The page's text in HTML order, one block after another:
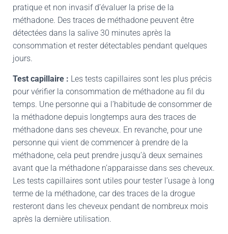
pratique et non invasif d’évaluer la prise de la
méthadone. Des traces de méthadone peuvent être
détectées dans la salive 30 minutes après la
consommation et rester détectables pendant quelques
jours.
Test capillaire : Les tests capillaires sont les plus précis
pour vérifier la consommation de méthadone au fil du
temps. Une personne qui a l’habitude de consommer de
la méthadone depuis longtemps aura des traces de
méthadone dans ses cheveux. En revanche, pour une
personne qui vient de commencer à prendre de la
méthadone, cela peut prendre jusqu’à deux semaines
avant que la méthadone n’apparaisse dans ses cheveux.
Les tests capillaires sont utiles pour tester l’usage à long
terme de la méthadone, car des traces de la drogue
resteront dans les cheveux pendant de nombreux mois
après la dernière utilisation.